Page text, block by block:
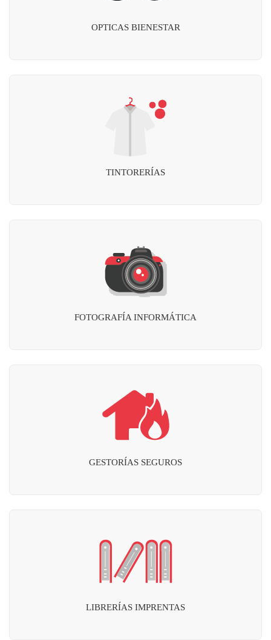
OPTICAS BIENESTAR
TINTORERÍAS
FOTOGRAFÍA INFORMÁTICA
GESTORÍAS SEGUROS
LIBRERÍAS IMPRENTAS